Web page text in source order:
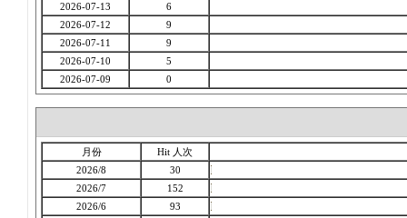
2026-07-13
6
2026-07-12
9
2026-07-11
9
2026-07-10
5
2026-07-09
0
月份
Hit 人次
2026/8
30
2026/7
152
2026/6
93